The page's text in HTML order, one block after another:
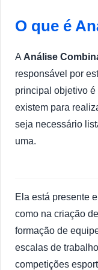
O que é
A Análise
responsável por
principal objetivo
existem para
seja necessário
uma.
Ela está presente
como na criação
formação de
escalas de
competições